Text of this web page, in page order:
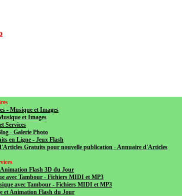
- Musique et Images
et Images
Services
- Galerie Photo
en Ligne - Jeux Flash
Gratuits pour nouvelle publication - Annuaire d'Articles
Flash 3D du Jour
avec Tambour - Fichiers MIDI et MP3
avec Tambour - Fichiers MIDI et MP3
et Animation Flash du Jour